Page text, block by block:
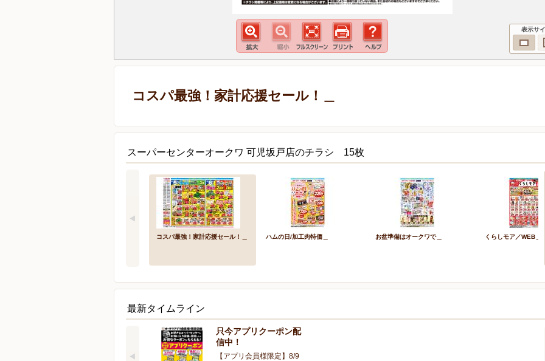
表示サ
コスパ最強！家計応援セール！＿
スーパーセンターオークワ 可児坂戸店のチラシ 15枚
コスパ最強！家計応援セール！＿ ハムの日/加工肉特価＿ お盆準備はオークワで＿ くらしモア／WEB＿
最新タイムライン
只今アプリクーポン配
信中！
【アプリ会員様限定】8/9